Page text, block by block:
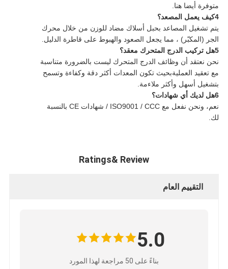
متوفرة أيضا هنا.
4كيف يعمل المصعد؟
يتم تشغيل المصاعد بحبل أسلاك مضاد للوزن من خلال محرك
الجر (المكبّر) ، مما يجعل الصعود والهبوط على قاطرة الدليل.
5هل تركيب الدرج المتحرك معقد؟
نحن نعتقد أن وظائف الدرج المتحرك ليست بالضرورة متناسبة
مع تعقيد العمليةبحيث تكون المعدات أكثر دقة وكفاءة وتسمح
بتشغيل أسهل وأكثر ملاءمة.
6هل لديك أي شهادات؟
نعم، ونحن نفعل مع ISO9001 / CCC / شهادات CE بالنسبة
لك.
Ratings& Review
التقييم العام
5.0
بناءً على 50 مراجعة لهذا المورد